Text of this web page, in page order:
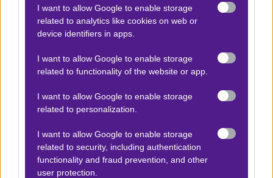
I want to allow Google to enable storage
related to analytics like cookies on web or
device identifiers in apps.
I want to allow Google to enable storage
related to functionality of the website or app.
I want to allow Google to enable storage
related to personalization.
I want to allow Google to enable storage
related to security, including authentication
functionality and fraud prevention, and other
user protection.
Βαθμολογίες Ισπανίας- La liga
Βαθμολογίες Ιταλίας- Serie A
ΣΤΟΙΧΗΜΑ
To bet builder της ημέρας
Αναλύσεις αγώνων